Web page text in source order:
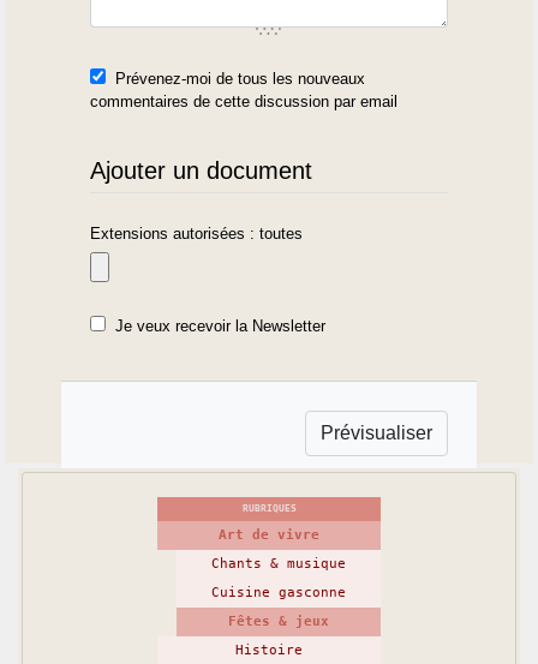
Prévenez-moi de tous les nouveaux
commentaires de cette discussion par email
Ajouter un document
Extensions autorisées : toutes
Je veux recevoir la Newsletter
RUBRIQUES
Art de vivre
Chants & musique
Cuisine gasconne
Fêtes & jeux
Histoire